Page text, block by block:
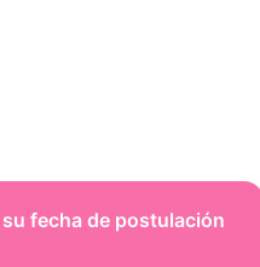
fecha de postulación